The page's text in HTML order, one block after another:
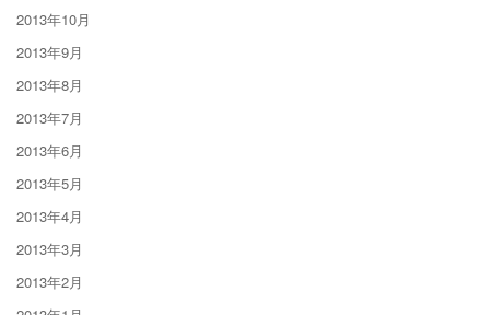
2013年10月
2013年9月
2013年8月
2013年7月
2013年6月
2013年5月
2013年4月
2013年3月
2013年2月